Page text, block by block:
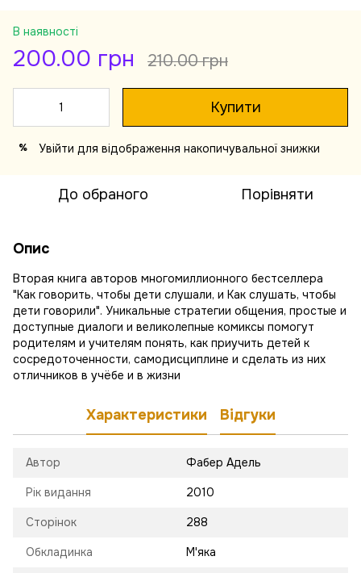
В наявності
200.00 грн 210.00 грн
Купити
% Увійти для відображення накопичувальної знижки
До обраного Порівняти
Опис
Вторая книга авторов многомиллионного бестселлера
"Как говорить, чтобы дети слушали, и Как слушать, чтобы
дети говорили". Уникальные стратегии общения, простые и
доступные диалоги и великолепные комиксы помогут
родителям и учителям понять, как приучить детей к
сосредоточенности, самодисциплине и сделать из них
отличников в учёбе и в жизни
Характеристики Відгуки
Автор Фабер Адель
Рік видання 2010
Сторінок 288
Обкладинка М'яка